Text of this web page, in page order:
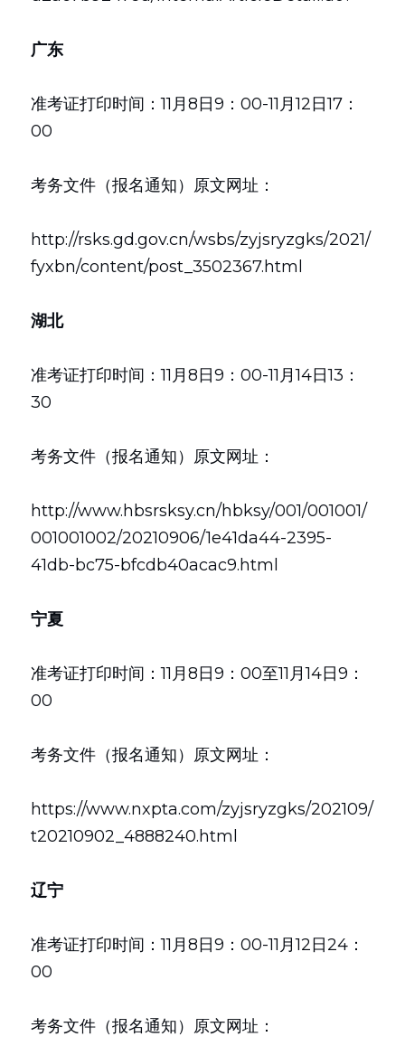
广东
准考证打印时间：11月8日9：00-11月12日17：
00
考务文件（报名通知）原文网址：
http://rsks.gd.gov.cn/wsbs/zyjsryzgks/2021/
fyxbn/content/post_3502367.html
湖北
准考证打印时间：11月8日9：00-11月14日13：
30
考务文件（报名通知）原文网址：
http://www.hbsrsksy.cn/hbksy/001/001001/
001001002/20210906/1e41da44-2395-
41db-bc75-bfcdb40acac9.html
宁夏
准考证打印时间：11月8日9：00至11月14日9：
00
考务文件（报名通知）原文网址：
https://www.nxpta.com/zyjsryzgks/202109/
t20210902_4888240.html
辽宁
准考证打印时间：11月8日9：00-11月12日24：
00
考务文件（报名通知）原文网址：